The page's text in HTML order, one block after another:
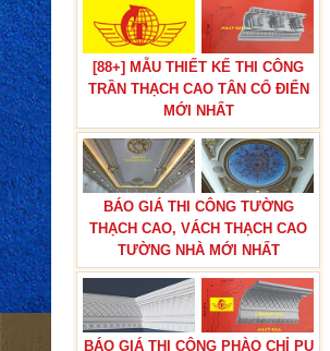
[88+] MẪU THIẾT KẾ THI CÔNG
TRẦN THẠCH CAO TÂN CỔ ĐIỂN
MỚI NHẤT
BÁO GIÁ THI CÔNG TƯỜNG
THẠCH CAO, VÁCH THẠCH CAO
TƯỜNG NHÀ MỚI NHẤT
BÁO GIÁ THI CÔNG PHÀO CHỈ PU